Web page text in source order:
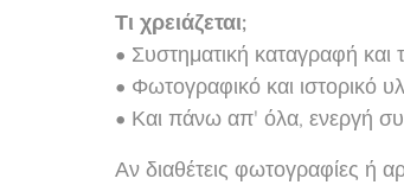
Τι χρειάζεται;
• Συστηματική καταγραφή
• Φωτογραφικό και ιστορικό
• Και πάνω απ' όλα, ενεργή
Αν διαθέτεις φωτογραφίες ή